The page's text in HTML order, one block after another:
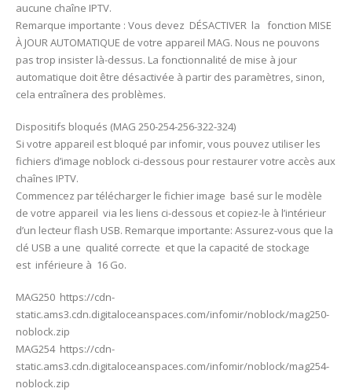
aucune chaîne IPTV.
Remarque importante : Vous devez DÉSACTIVER la fonction MISE
À JOUR AUTOMATIQUE de votre appareil MAG. Nous ne pouvons
pas trop insister là-dessus. La fonctionnalité de mise à jour
automatique doit être désactivée à partir des paramètres, sinon,
cela entraînera des problèmes.
Dispositifs bloqués (MAG 250-254-256-322-324)
Si votre appareil est bloqué par infomir, vous pouvez utiliser les
fichiers d’image noblock ci-dessous pour restaurer votre accès aux
chaînes IPTV.
Commencez par télécharger le fichier image basé sur le modèle
de votre appareil via les liens ci-dessous et copiez-le à l’intérieur
d’un lecteur flash USB. Remarque importante: Assurez-vous que la
clé USB a une qualité correcte et que la capacité de stockage
est inférieure à 16 Go.
MAG250 https://cdn-
static.ams3.cdn.digitaloceanspaces.com/infomir/noblock/mag250-
noblock.zip
MAG254 https://cdn-
static.ams3.cdn.digitaloceanspaces.com/infomir/noblock/mag254-
noblock.zip